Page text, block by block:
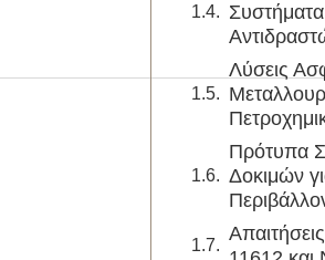
Λύσεις
Πρότυπα
Δοκιμών